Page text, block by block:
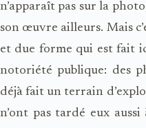
n’apparaît pas sur la
son œuvre ailleurs. Mais
et due forme qui est fait
notoriété publique: des
déjà fait un terrain
n’ont pas tardé eux